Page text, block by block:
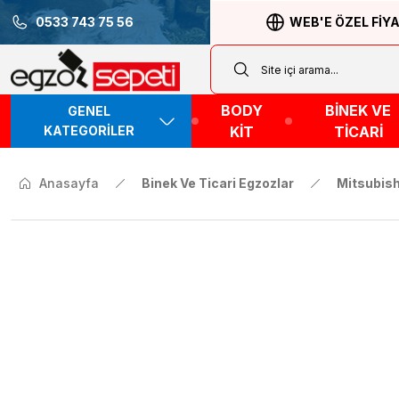
0533 743 75 56 WEB'E ÖZEL
GENEL
KATEGORİLER
BODY
KİT
BİNEK VE
TİCARİ
Anasayfa Binek Ve Ticari Egzozlar